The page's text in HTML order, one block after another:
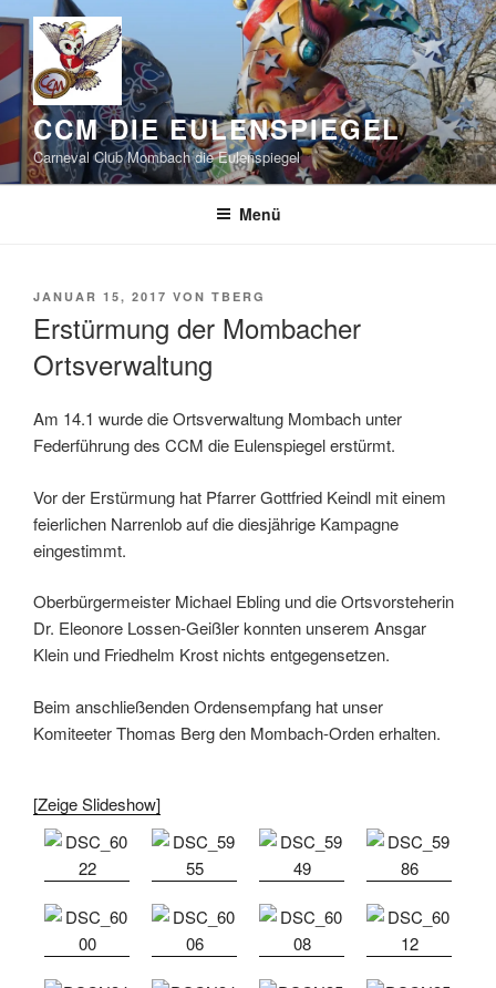
Zum
springen
CCM DIE EULENSPIEGEL
Carneval Club Mombach die Eulenspiegel
Menü
VERÖFFENTLICHT
JANUAR 15, 2017 VON TBERG
Erstürmung der Mombacher
Ortsverwaltung
Am 14.1 wurde die Ortsverwaltung Mombach unter
Federführung des CCM die Eulenspiegel erstürmt.
Vor der Erstürmung hat Pfarrer Gottfried Keindl mit einem
feierlichen Narrenlob auf die diesjährige Kampagne
eingestimmt.
Oberbürgermeister Michael Ebling und die Ortsvorsteherin
Dr. Eleonore Lossen-Geißler konnten unserem Ansgar
Klein und Friedhelm Krost nichts entgegensetzen.
Beim anschließenden Ordensempfang hat unser
Komiteeter Thomas Berg den Mombach-Orden erhalten.
[Zeige Slideshow]